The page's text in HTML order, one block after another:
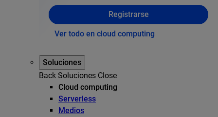
Registrarse
Ver todo en cloud computing
Soluciones
Back Soluciones Close
Cloud computing
Serverless
Medios